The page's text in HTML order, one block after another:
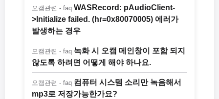
오캠관련 - faq WASRecord: pAudioClient-
>Initialize failed. (hr=0x80070005) 에러가
발생하는 경우
오캠관련 - faq 녹화 시 오캠 메인창이 포함 되지
않도록 하려면 어떻게 해야 하나요.
오캠관련 - faq 컴퓨터 시스템 소리만 녹음해서
mp3로 저장가능한가요?